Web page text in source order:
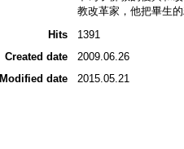
教改革家，他把畢生
Hits
1391
Created date
2009.06.26
Modified date
2015.05.21